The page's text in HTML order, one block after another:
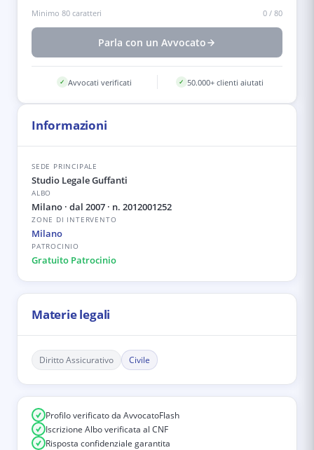
Minimo 80 caratteri 0 / 80
Parla con un Avvocato
✓ Avvocati verificati ✓ 50.000+ clienti aiutati
Informazioni
SEDE PRINCIPALE
Studio Legale Guffanti
ALBO
Milano · dal 2007 · n. 2012001252
ZONE DI INTERVENTO
Milano
PATROCINIO
Gratuito Patrocinio
Materie legali
Diritto Assicurativo Civile
Profilo verificato da AvvocatoFlash
Iscrizione Albo verificata al CNF
Risposta confidenziale garantita